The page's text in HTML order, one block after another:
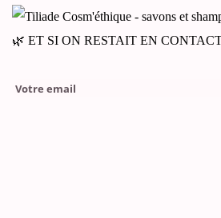
🌿 ET SI ON RESTAIT EN